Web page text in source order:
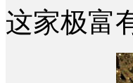
这家极富